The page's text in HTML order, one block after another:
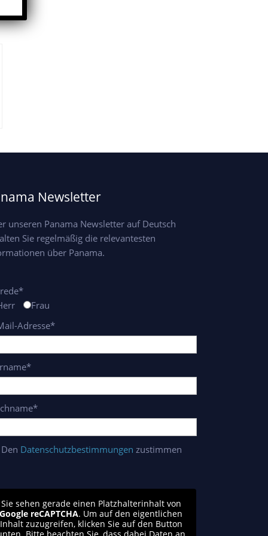
Newsletter
unseren Panama Newsletter auf Deutsch
Sie regelmäßig die relevantesten
über Panama.
Frau
Adresse*
Datenschutzbestimmungen zustimmen
Sie sehen gerade einen Platzhalterinhalt von
Google reCAPTCHA. Um auf den eigentlichen
Inhalt zuzugreifen, klicken Sie auf den Button